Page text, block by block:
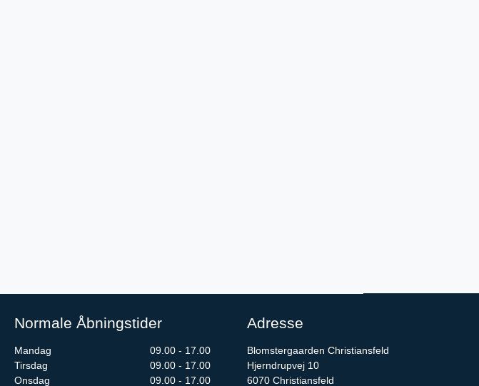
Normale Åbningstider
Mandag
09.00 - 17.00
Tirsdag
09.00 - 17.00
Onsdag
09.00 - 17.00
Adresse
Blomstergaarden Christiansfeld
Hjerndrupvej 10
6070 Christiansfeld